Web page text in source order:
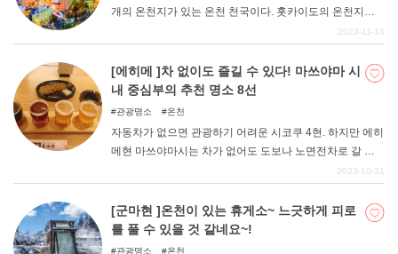
개의 온천지가 있는 온천 천국이다. 홋카이도의 온천지라
고 하면 노보리베츠 온천, 조잔케이 온천, 도야코 온천 등이
질과 위치가 훌륭한 숨은 온천이 많이 있다!
2023-11-14
[에히메 ]차 없이도 즐길 수 있다! 마쓰야마 시
내 중심부의 추천 명소 8선
관광명소 온천
자동차가 없으면 관광하기 어려운 시코쿠 4현. 하지만 에히
메현 마쓰야마시는 차가 없어도 도보나 노면전차로 갈 수
있는 곳에 많은 관광 명소가 있어 충분히 관광을 즐길 수 있
개하겠다.
2023-10-31
[군마현 ]온천이 있는 휴게소~ 느긋하게 피로
를 풀 수 있을 것 같네요~!
관광명소 온천